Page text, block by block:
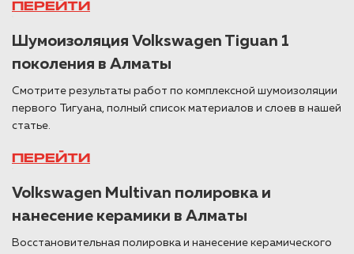
ПЕРЕЙТИ
Шумоизоляция Volkswagen Tiguan 1
поколения в Алматы
Смотрите результаты работ по комплексной шумоизоляции
первого Тигуана, полный список материалов и слоев в нашей
статье.
ПЕРЕЙТИ
Volkswagen Multivan полировка и
нанесение керамики в Алматы
Восстановительная полировка и нанесение керамического